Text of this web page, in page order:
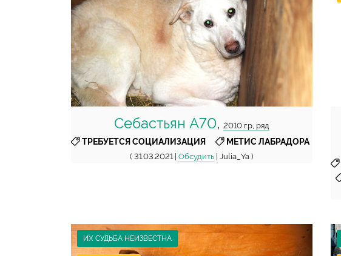
Себастьян А70, 2010 г.р, ряд
ТРЕБУЕТСЯ СОЦИАЛИЗАЦИЯ
МЕТИС ЛАБРАДОРА
( 31.03.2021 |Обсудить | Julia_Ya )
ИХ СУДЬБА НЕИЗВЕСТНА